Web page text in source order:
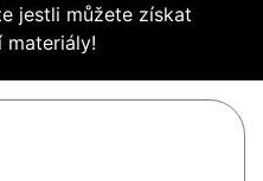
jestli můžete získat
materiály!